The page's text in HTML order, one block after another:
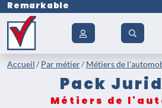
Remarkable
Accueil Par métier Métiers de
Pack
Métiers de